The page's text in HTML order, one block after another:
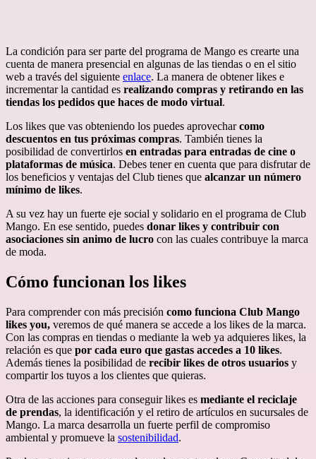
La condición para ser parte del programa de Mango es crearte una
cuenta de manera presencial en algunas de las tiendas o en el sitio
web a través del siguiente enlace. La manera de obtener likes e
incrementar la cantidad es realizando compras y retirando en las
tiendas los pedidos que haces de modo virtual.
Los likes que vas obteniendo los puedes aprovecharcomo
descuentos en tus próximas compras. También tienes la
posibilidad de convertirlos en entradas para entradas de cine o
plataformas de música. Debes tener en cuenta que para disfrutar de
los beneficios y ventajas del Club tienes que alcanzar un número
mínimo de likes.
A su vez hay un fuerte eje social y solidario en el programa de Club
Mango. En ese sentido, puedes donar likes y contribuir con
asociaciones sin animo de lucro con las cuales contribuye la marca
de moda.
Cómo funcionan los likes
Para comprender con más precisión como funciona Club Mango
likes you, veremos de qué manera se accede a los likes de la marca.
Con las compras en tiendas o mediante la web ya adquieres likes, la
relación es que por cada euro que gastas accedes a 10 likes.
Además tienes la posibilidad de recibir likes de otros usuarios y
compartir los tuyos a los clientes que quieras.
Otra de las acciones para conseguir likes es mediante el reciclaje
de prendas, la identificación y el retiro de artículos en sucursales de
Mango. La marca desarrolla un fuerte perfil de compromiso
ambiental y promueve la sostenibilidad.